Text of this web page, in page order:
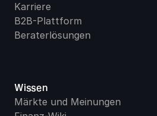
Karriere
B2B-Plattform
Beraterlösungen
Wissen
Märkte und Meinungen